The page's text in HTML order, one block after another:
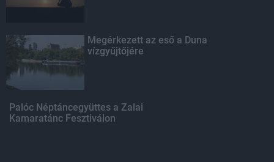
Megérkezett az eső a Duna
vízgyűjtőjére
Palóc Néptáncegyüttes a Zalai
Kamaratánc Fesztiválon